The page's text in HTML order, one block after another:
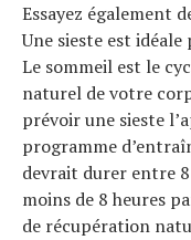
Essayez également
Une sieste est
Le sommeil est le
naturel de votre
prévoir une sieste
programme
devrait durer entre
moins de 8 heures
de récupération